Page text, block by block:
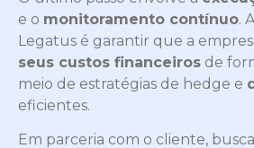
e o monitoramento contínuo.
Legatus é garantir que a
seus custos financeiros de
meio de estratégias de hedge e
eficientes.
Em parceria com o cliente,